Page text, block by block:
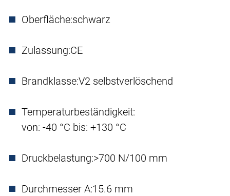
Oberfläche:schwarz
Zulassung:CE
Brandklasse:V2 selbstverlöschend
Temperaturbeständigkeit:
von: -40 °C bis: +130 °C
Druckbelastung:>700 N/100 mm
Durchmesser A:15.6 mm